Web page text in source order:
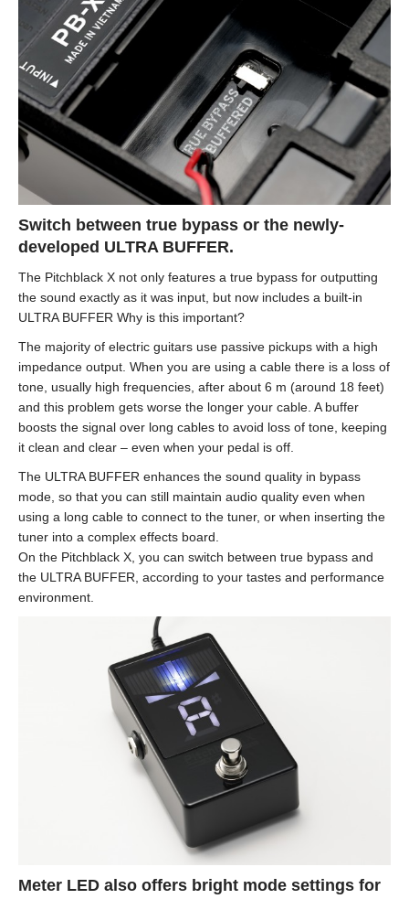
Switch between true bypass or the newly-
developed ULTRA BUFFER.
The Pitchblack X not only features a true bypass for outputting
the sound exactly as it was input, but now includes a built-in
ULTRA BUFFER Why is this important?
The majority of electric guitars use passive pickups with a high
impedance output. When you are using a cable there is a loss of
tone, usually high frequencies, after about 6 m (around 18 feet)
and this problem gets worse the longer your cable. A buffer
boosts the signal over long cables to avoid loss of tone, keeping
it clean and clear – even when your pedal is off.
The ULTRA BUFFER enhances the sound quality in bypass
mode, so that you can still maintain audio quality even when
using a long cable to connect to the tuner, or when inserting the
tuner into a complex effects board.
On the Pitchblack X, you can switch between true bypass and
the ULTRA BUFFER, according to your tastes and performance
environment.
Meter LED also offers bright mode settings for